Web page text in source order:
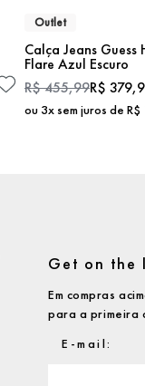
Outlet
Calça Jeans Guess
Flare Azul Escuro
R$455,99R$ 379,
ou 3x sem juros de R$
Get on the
Em compras
para a primeira